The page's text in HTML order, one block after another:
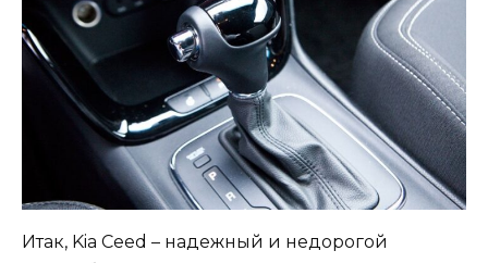
Итак, Kia Ceed – надежный и недорогой